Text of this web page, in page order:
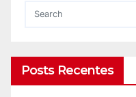
Posts Recentes